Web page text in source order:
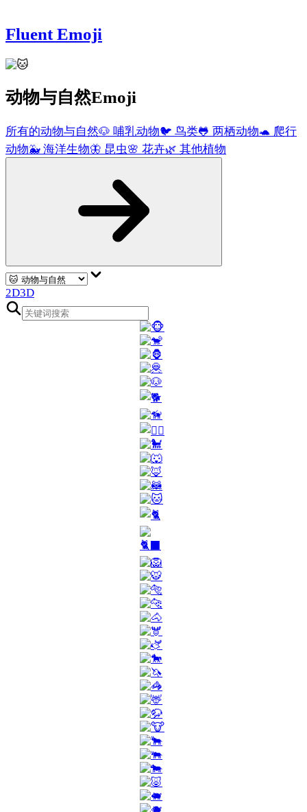
Fluent Emoji
动物与自然Emoji
所有的动物与自然🐶 哺乳动物🐦 鸟类🐸 两栖动物🐢 爬行
动物🐳 海洋生物🦋 昆虫🌸 花卉🌿 其他植物
2D3D